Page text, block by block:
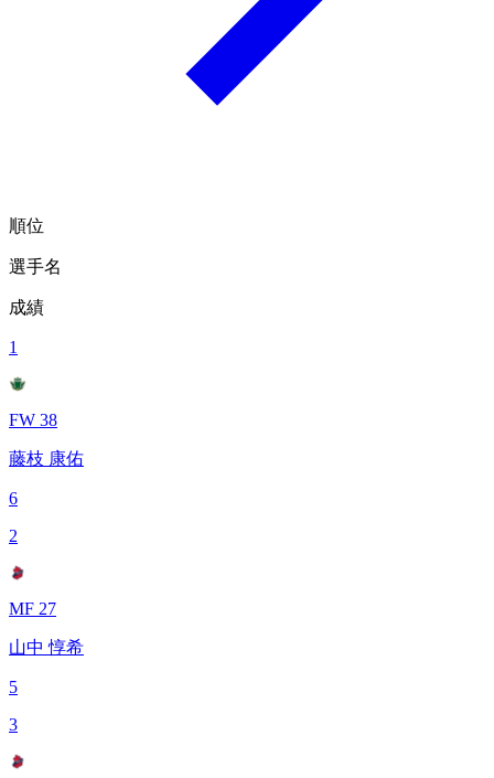
順位
選手名
成績
1
FW 38
藤枝 康佑
6
2
MF 27
山中 惇希
5
3